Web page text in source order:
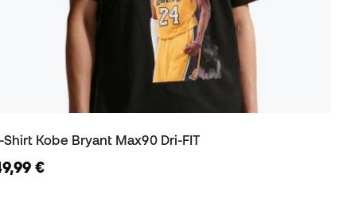
Shirt Kobe Bryant Max90 Dri-FIT
€